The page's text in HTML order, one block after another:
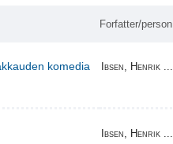
Forfatter/person
komedia
Ibsen, Henrik ...
Ibsen, Henrik ...